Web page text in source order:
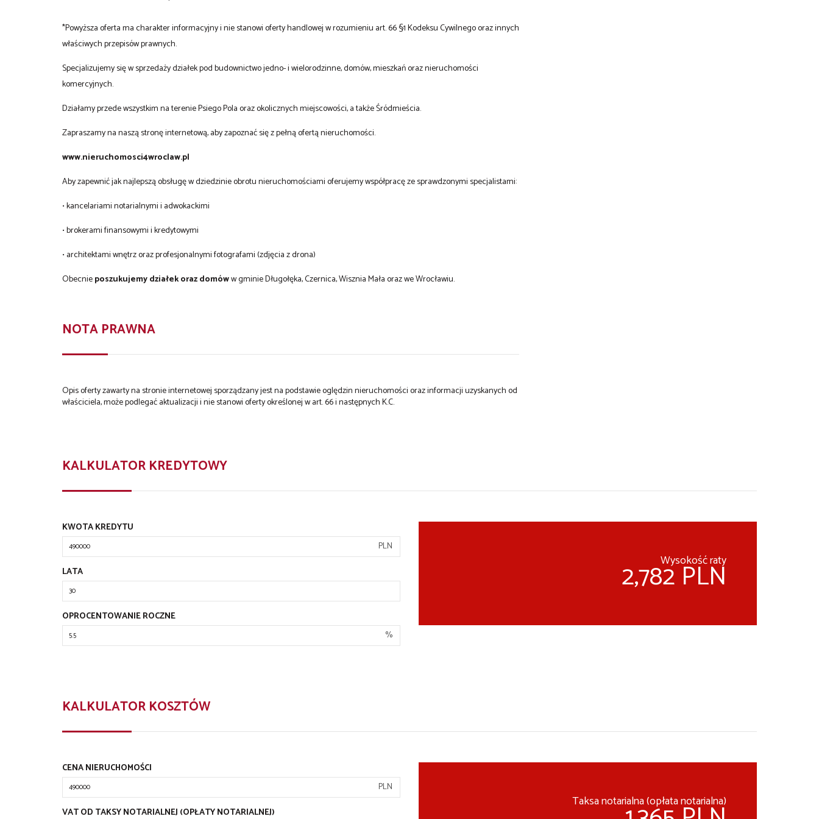
*Powyższa oferta ma charakter informacyjny i nie stanowi oferty handlowej w rozumieniu art. 66 §1 Kodeksu Cywilnego oraz innych
właściwych przepisów prawnych.
Specjalizujemy się w sprzedaży działek pod budownictwo jedno- i wielorodzinne, domów, mieszkań oraz nieruchomości
komercyjnych.
Działamy przede wszystkim na terenie Psiego Pola oraz okolicznych miejscowości, a także Śródmieścia.
Zapraszamy na naszą stronę internetową, aby zapoznać się z pełną ofertą nieruchomości.
www.nieruchomosci4wroclaw.pl
Aby zapewnić jak najlepszą obsługę w dziedzinie obrotu nieruchomościami oferujemy współpracę ze sprawdzonymi specjalistami:
• kancelariami notarialnymi i adwokackimi
• brokerami finansowymi i kredytowymi
• architektami wnętrz oraz profesjonalnymi fotografami (zdjęcia z drona)
Obecnieposzukujemy działek oraz domóww gminie Długołęka, Czernica, Wisznia Mała oraz we Wrocławiu.
NOTA PRAWNA
Opis oferty zawarty na stronie internetowej sporządzany jest na podstawie oględzin nieruchomości oraz informacji uzyskanych od
właściciela, może podlegać aktualizacji i nie stanowi oferty określonej w art. 66 i następnych K.C.
KALKULATOR KREDYTOWY
KWOTA KREDYTU
PLN
LATA
OPROCENTOWANIE ROCZNE
%
Wysokość raty
2,782 PLN
KALKULATOR KOSZTÓW
CENA NIERUCHOMOŚCI
PLN
VAT OD TAKSY NOTARIALNEJ (OPŁATY NOTARIALNEJ)
Taksa notarialna (opłata notarialna)